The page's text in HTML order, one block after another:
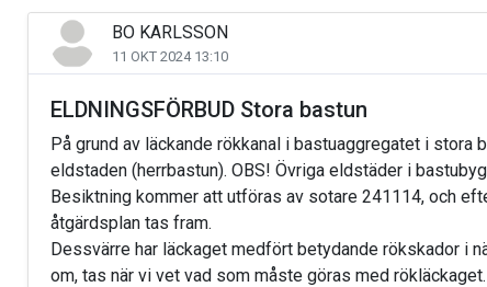
BO KARLSSON
11 OKT 2024 13:10
ELDNINGSFÖRBUD Stora bastun
På grund av läckande rökkanal i bastuaggregatet i stora
eldstaden (herrbastun). OBS! Övriga eldstäder i
Besiktning kommer att utföras av sotare 241114, och
åtgärdsplan tas fram.
Dessvärre har läckaget medfört betydande rökskador i
om, tas när vi vet vad som måste göras med rökläckaget.